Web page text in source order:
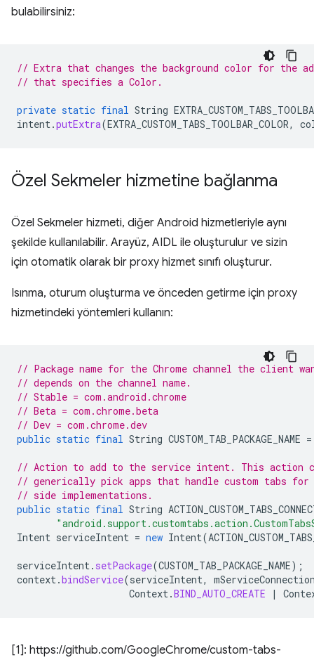
bulabilirsiniz:
// Extra that changes the background color for the
// that specifies a Color.
private static final String
intent.putExtra(EXTRA_CUSTOM_TABS_TOOLBAR_COLOR,
Özel Sekmeler hizmetine bağlanma
Özel Sekmeler hizmeti, diğer Android hizmetleriyle aynı
şekilde kullanılabilir. Arayüz, AIDL ile oluşturulur ve sizin
için otomatik olarak bir proxy hizmet sınıfı oluşturur.
Isınma, oturum oluşturma ve önceden getirme için proxy
hizmetindeki yöntemleri kullanın:
// Package name for the Chrome channel the client
// depends on the channel name.
// Stable = com.android.chrome
// Beta = com.chrome.beta
// Dev = com.chrome.dev
public static final String CUSTOM_TAB_PACKAGE_NAME =
// Action to add to the service intent. This action
// generically pick apps that handle custom tabs
// side implementations.
public static final String
Intent serviceIntent = new Intent(
serviceIntent. setPackage(CUSTOM_TAB_PACKAGE_NAME);
context.bindService(serviceIntent,
Context.BIND_AUTO_CREATE |
[1]: https://github.com/GoogleChrome/custom-tabs-